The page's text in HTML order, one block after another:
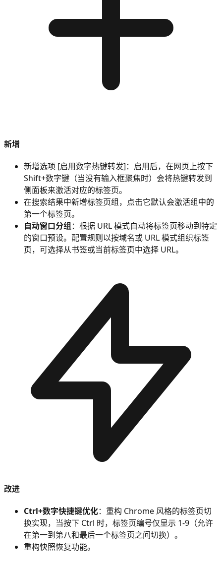
新增
新增选项 [启用数字热键转发]：启用后，在网页上按下
Shift+数字键（当没有输入框聚焦时）会将热键转发到
侧面板来激活对应的标签页。
在搜索结果中新增标签页组，点击它默认会激活组中的
第一个标签页。
自动窗口分组：根据 URL 模式自动将标签页移动到特定
的窗口预设。配置规则以按域名或 URL 模式组织标签
页，可选择从书签或当前标签页中选择 URL。
改进
Ctrl+数字快捷键优化：重构 Chrome 风格的标签页切
换实现，当按下 Ctrl 时，标签页编号仅显示 1-9（允许
在第一到第八和最后一个标签页之间切换）。
重构快照恢复功能。